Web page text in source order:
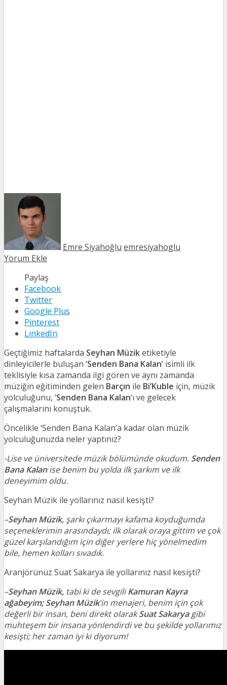
Emre Siyahoğlu emresiyahoglu
Yorum Ekle
Paylaş
Facebook
Twitter
Google Plus
Pinterest
LinkedIn
Geçtiğimiz haftalarda Seyhan Müziketiketiyle
dinleyicilerle buluşan ‘Senden Bana Kalan‘ isimli ilk
teklisiyle kısa zamanda ilgi gören ve aynı zamanda
müziğin eğitiminden gelen Barçın ile Bi’Kuble için, müzik
yolculuğunu, ‘Senden Bana Kalan‘ı ve gelecek
çalışmalarını konuştuk.
Öncelikle ‘Senden Bana Kalan’a kadar olan müzik
yolculuğunuzda neler yaptınız?
-Lise ve üniversitede müzik bölümünde okudum. Senden
Bana Kalanise benim bu yolda ilk şarkım ve ilk
deneyimim oldu.
Seyhan Müzik ile yollarınız nasıl kesişti?
–Seyhan Müzik, şarkı çıkarmayı kafama koyduğumda
seçeneklerimin arasındaydı; ilk olarak oraya gittim ve çok
güzel karşılandığım için diğer yerlere hiç yönelmedim
bile, hemen kolları sıvadık.
Aranjörünüz Suat Sakarya ile yollarınız nasıl kesişti?
–Seyhan Müzik, tabi ki de sevgiliKamuran Kayra
ağabeyim; Seyhan Müzik‘in menajeri, benim için çok
değerli bir insan, beni direkt olarakSuat Sakaryagibi
muhteşem bir insana yönlendirdi ve bu şekilde yollarımız
kesişti; her zaman iyi ki diyorum!